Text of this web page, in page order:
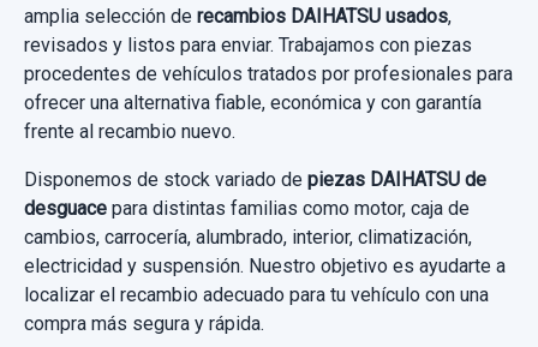
amplia selección de recambios DAIHATSU usados,
revisados y listos para enviar. Trabajamos con piezas
procedentes de vehículos tratados por profesionales para
ofrecer una alternativa fiable, económica y con garantía
frente al recambio nuevo.
Disponemos de stock variado de piezas DAIHATSU de
desguace para distintas familias como motor, caja de
cambios, carrocería, alumbrado, interior, climatización,
electricidad y suspensión. Nuestro objetivo es ayudarte a
localizar el recambio adecuado para tu vehículo con una
compra más segura y rápida.